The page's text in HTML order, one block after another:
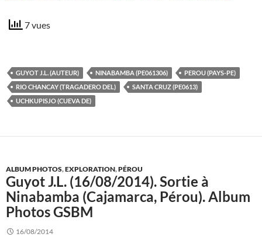
7 vues
GUYOT J.L. (AUTEUR) NINABAMBA (PE061306)
PEROU (PAYS-PE)
RIO CHANCAY (TRAGADERO DEL)
SANTA CRUZ (PE0613)
UCHKUPISJO (CUEVA DE)
ALBUM PHOTOS,EXPLORATION,PÉROU
Guyot J.L. (16/08/2014). Sortie à
Ninabamba (Cajamarca, Pérou). Album
Photos GSBM
16/08/2014